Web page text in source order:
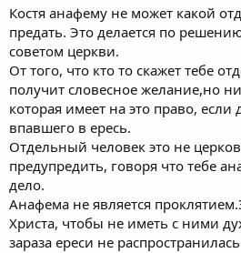
Костя анафему не может какой
предать. Это делается по
советом церкви.
От того, что кто то скажет тебе
получит словесное желание,но
которая имеет на это право, если
впавшего в ересь.
Отдельный человек это не
предупредить, говоря что тебе
дело.
Анафема не является
Христа, чтобы не иметь с ними
зараза ереси не